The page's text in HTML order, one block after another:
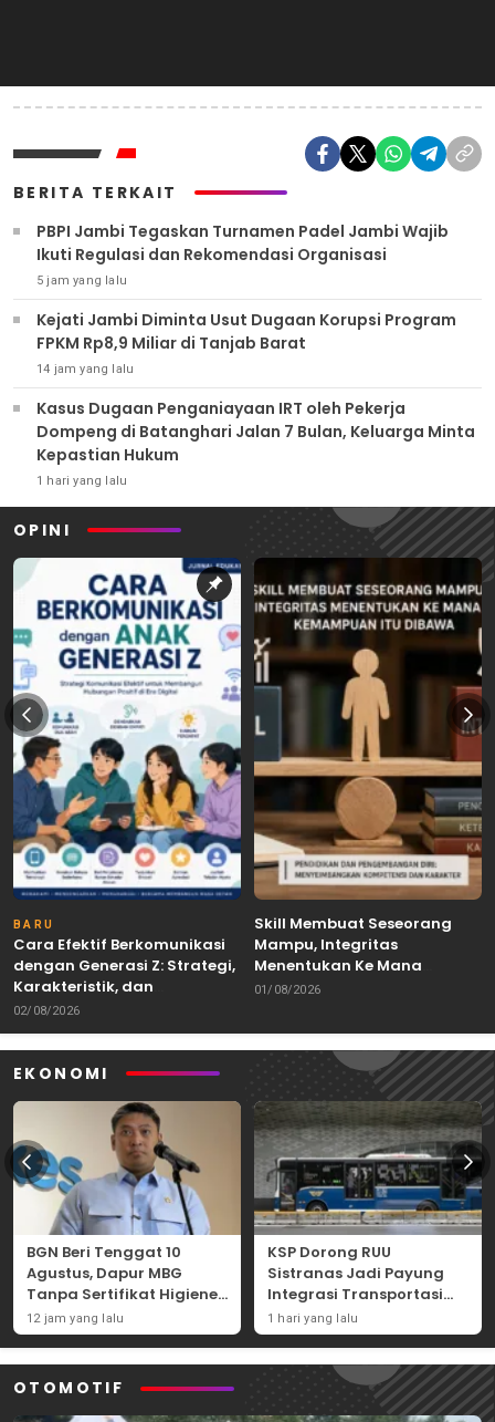
BERITA TERKAIT
PBPI Jambi Tegaskan Turnamen Padel Jambi Wajib
Ikuti Regulasi dan Rekomendasi Organisasi
5 jam yang lalu
Kejati Jambi Diminta Usut Dugaan Korupsi Program
FPKM Rp8,9 Miliar di Tanjab Barat
14 jam yang lalu
Kasus Dugaan Penganiayaan IRT oleh Pekerja
Dompeng di Batanghari Jalan 7 Bulan, Keluarga Minta
Kepastian Hukum
1 hari yang lalu
OPINI
BARU
Cara Efektif Berkomunikasi
dengan Generasi Z: Strategi,
Karakteristik, dan
Tantangannya
02/08/2026
Skill Membuat Seseorang
Mampu, Integritas
Menentukan Ke Mana
Kemampuan Itu Dibawa
01/08/2026
EKONOMI
BGN Beri Tenggat 10
Agustus, Dapur MBG
Tanpa Sertifikat Higiene
Terancam Tutup
Permanen
12 jam yang lalu
KSP Dorong RUU
Sistranas Jadi Payung
Integrasi Transportasi
Massal Indonesia
1 hari yang lalu
OTOMOTIF